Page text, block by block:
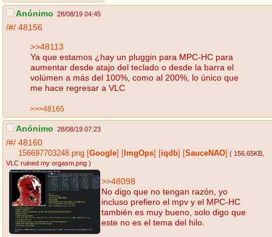
Anónimo 28/08/19 04:45
/#/ 48156
>>48113
Ya que estamos ¿hay un pluggin para MPC-HC para
aumentar desde atajo del teclado o desde la barra el
volúmen a más del 100%, como al 200%, lo único que
me hace regresar a VLC
>>>48165
Anónimo 28/08/19 07:23
/#/ 48160
156697703248.png Google ImgOps iqdb SauceNAO ( 156.65KB
VLC ruined my orgasm.png )
>>48098
No digo que no tengan razón, yo
incluso prefiero el mpv y el MPC-HC
también es muy bueno, solo digo que
este no es el tema del hilo.